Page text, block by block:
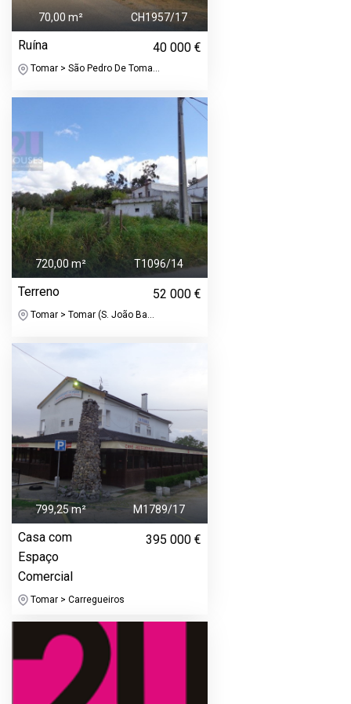
70,00 m² CH1957/17
Ruína 40 000 €
Tomar > São Pedro De Toma...
720,00 m² T1096/14
Terreno 52 000 €
Tomar > Tomar (S. João Ba...
799,25 m² M1789/17
Casa com
Espaço
Comercial
395 000 €
Tomar > Carregueiros